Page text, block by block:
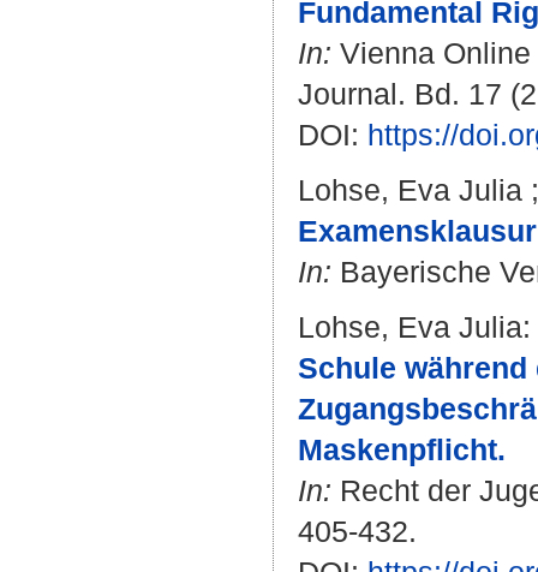
Fundamental
In: Vienna
Journal. Bd. 17
DOI: https://
Lohse, Eva Julia
In: Bayerische
Lohse, Eva Julia:
Schule während
Maskenpflicht.
In: Recht der
405-432.